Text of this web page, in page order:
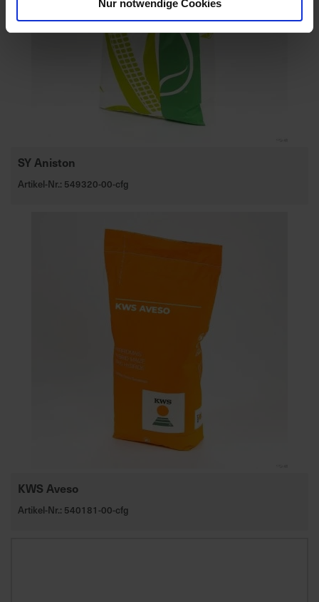
Nur notwendige Cookies
SY Aniston
Artikel-Nr.: 549320-00-cfg
KWS Aveso
Artikel-Nr.: 540181-00-cfg